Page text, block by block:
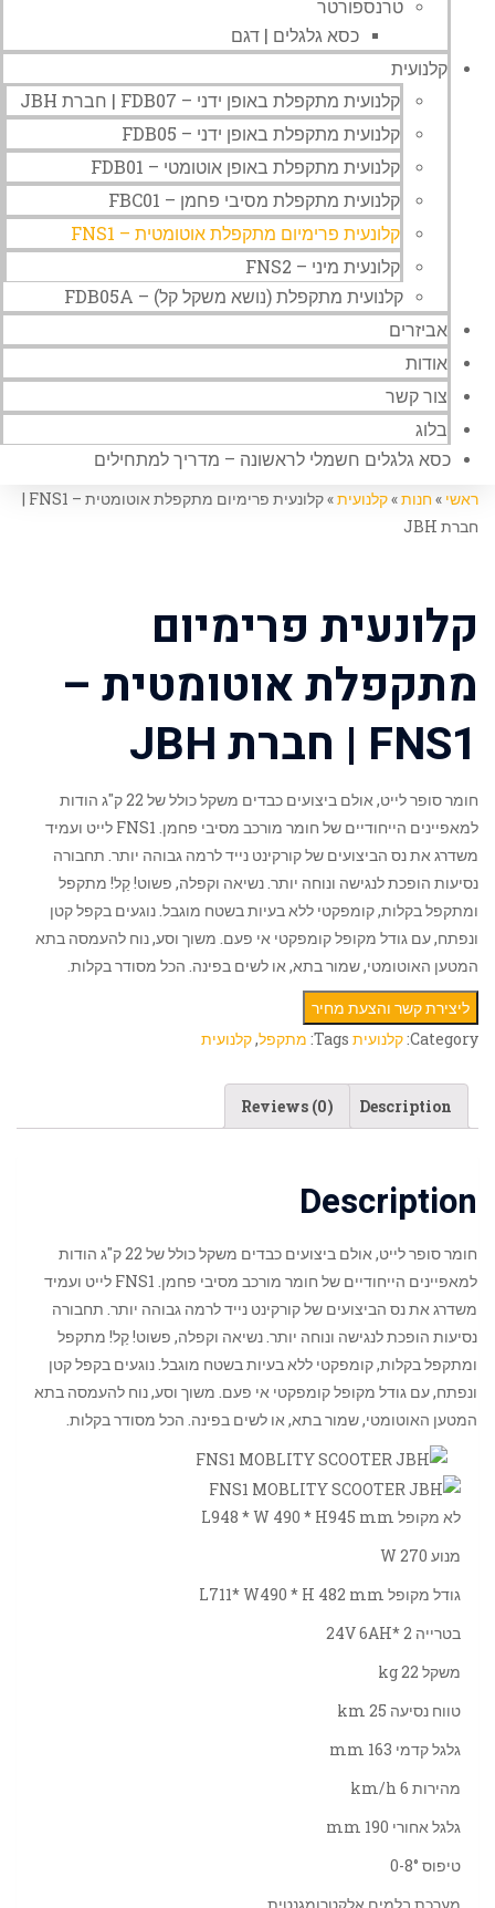
טרנספורטר
כסא גלגלים | דגם
קלנועית
קלנועית מתקפלת באופן ידני – FDB07 | חברת JBH
קלנועית מתקפלת באופן ידני – FDB05
קלנועית מתקפלת באופן אוטומטי – FDB01
קלנועית מתקפלת מסיבי פחמן – FBC01
קלונעית פרימיום מתקפלת אוטומטית – FNS1
קלונעית מיני – FNS2
קלנועית מתקפלת (נושא משקל קל) – FDB05A
אביזרים
אודות
צור קשר
בלוג
כסא גלגלים חשמלי לראשונה – מדריך למתחילים
ראשי » חנות»קלנועית»
קלונעית פרימיום מתקפלת אוטומטית – FNS1 |
חברת JBH
קלונעית פרימיום
מתקפלת אוטומטית –
FNS1 | חברת JBH
חומר סופר לייט, אולם ביצועים כבדים משקל כולל של 22 ק"ג הודות
למאפיינים הייחודיים של חומר מורכב מסיבי פחמן. FNS1 לייט ועמיד
משדרג את נס הביצועים של קורקינט נייד לרמה גבוהה יותר. תחבורה
נסיעות הופכת לנגישה ונוחה יותר. נשיאה וקפלה, פשוט! קַל! מתקפל
ומתקפל בקלות, קומפקטי ללא בעיות בשטח מוגבל. נוגעים בקפל קטן
ונפתח, עם גודל מקופל קומפקטי אי פעם. משוך וסע, נוח להעמסה בתא
המטען האוטומטי, שמור בתא, או לשים בפינה. הכל מסודר בקלות.
ליצירת קשר והצעת מחיר
Category: קלנועית Tags: מתקפל,קלנועית
Description
Reviews (0)
Description
חומר סופר לייט, אולם ביצועים כבדים משקל כולל של 22 ק"ג הודות
למאפיינים הייחודיים של חומר מורכב מסיבי פחמן. FNS1 לייט ועמיד
משדרג את נס הביצועים של קורקינט נייד לרמה גבוהה יותר. תחבורה
נסיעות הופכת לנגישה ונוחה יותר. נשיאה וקפלה, פשוט! קַל! מתקפל
ומתקפל בקלות, קומפקטי ללא בעיות בשטח מוגבל. נוגעים בקפל קטן
ונפתח, עם גודל מקופל קומפקטי אי פעם. משוך וסע, נוח להעמסה בתא
המטען האוטומטי, שמור בתא, או לשים בפינה. הכל מסודר בקלות.
לא מקופל L948 * W 490 * H945 mm
מנוע 270 W
גודל מקופל L711* W490 * H 482 mm
בטרייה 24V 6AH* 2
משקל 22 kg
טווח נסיעה 25 km
גלגל קדמי 163 mm
מהירות 6 km/h
גלגל אחורי 190 mm
טיפוס 0-8°